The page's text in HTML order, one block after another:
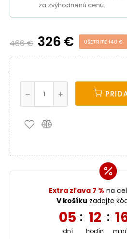
za zvýhodnenú cenu.
466 € 326 € UŠETRITE 140 €
Extra zľava 7 % na
V košíku zadajte
05
dní
: 12
hodín
: